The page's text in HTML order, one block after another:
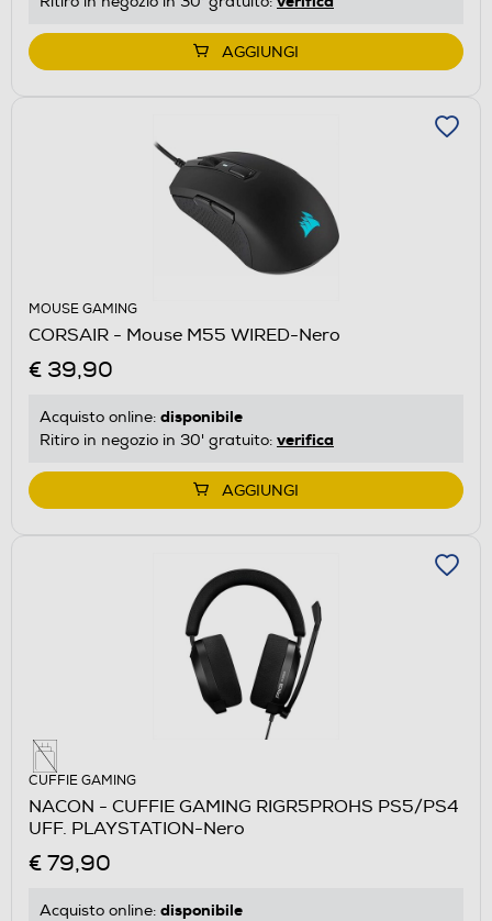
AGGIUNGI
MOUSE GAMING
CORSAIR - Mouse M55 WIRED-Nero
€ 39,90
Acquisto online: disponibile
Ritiro in negozio in 30' gratuito: verifica
AGGIUNGI
CUFFIE GAMING
NACON - CUFFIE GAMING RIGR5PROHS PS5/PS4
UFF. PLAYSTATION-Nero
€ 79,90
Acquisto online: disponibile